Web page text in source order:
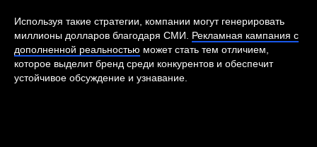
Используя такие стратегии, компании могут генерировать
миллионы долларов благодаря СМИ. Рекламная кампания с
дополненной реальностью может стать тем отличием,
которое выделит бренд среди конкурентов и обеспечит
устойчивое обсуждение и узнавание.